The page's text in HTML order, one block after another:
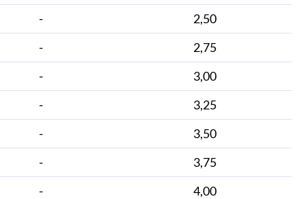
-
2,50
-
2,75
-
3,00
-
3,25
-
3,50
-
3,75
-
4,00